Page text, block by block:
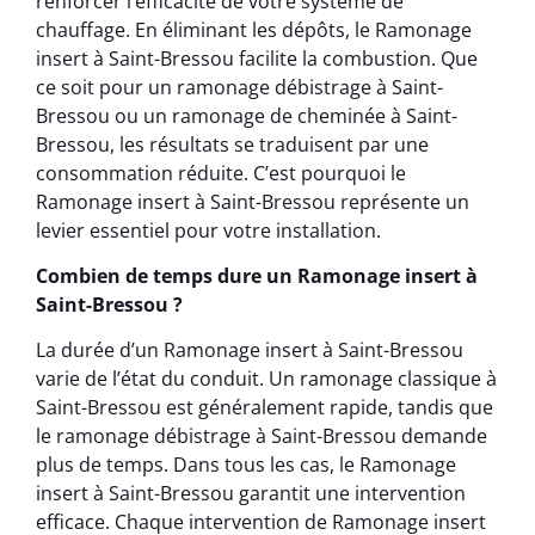
chauffage. En éliminant les dépôts, le Ramonage
insert à Saint-Bressou facilite la combustion. Que
ce soit pour un ramonage débistrage à Saint-
Bressou ou un ramonage de cheminée à Saint-
Bressou, les résultats se traduisent par une
consommation réduite. C’est pourquoi le
Ramonage insert à Saint-Bressou représente un
levier essentiel pour votre installation.
Combien de temps dure un Ramonage insert à
Saint-Bressou ?
La durée d’un Ramonage insert à Saint-Bressou
varie de l’état du conduit. Un ramonage classique à
Saint-Bressou est généralement rapide, tandis que
le ramonage débistrage à Saint-Bressou demande
plus de temps. Dans tous les cas, le Ramonage
insert à Saint-Bressou garantit une intervention
efficace. Chaque intervention de Ramonage insert